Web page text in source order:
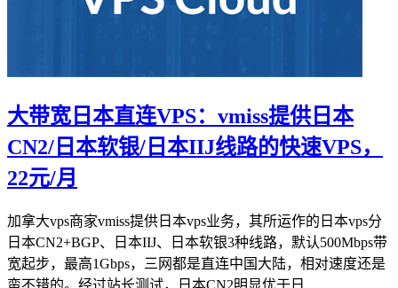
大带宽日本直连VPS：vmiss提供日本
CN2/日本软银/日本IIJ线路的快速VPS，
22元/月
加拿大vps商家vmiss提供日本vps业务，其所运作的日本vps分
日本CN2+BGP、日本IIJ、日本软银3种线路，默认500Mbps带
宽起步，最高1Gbps，三网都是直连中国大陆，相对速度还是
蛮不错的。经过站长测试，日本CN2明显优于日...